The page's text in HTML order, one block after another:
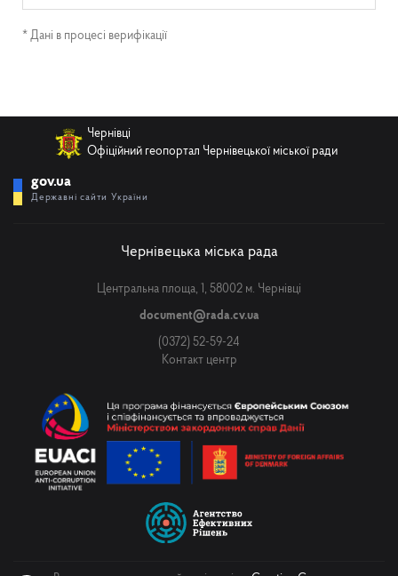
* Дані в процесі верифікації
Чернівці
Офіційний геопортал Чернівецької міської ради
gov.ua
Державні сайти України
Чернівецька міська рада
Центральна площа, 1, 58002 м. Чернівці
document@rada.cv.ua
(0372) 52-59-24
Контакт центр